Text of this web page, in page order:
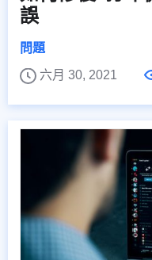
誤
問題
六月 30, 2021